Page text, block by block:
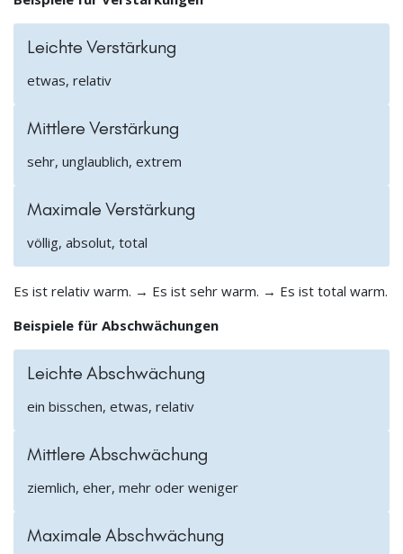
Leichte Verstärkung
etwas, relativ
Mittlere Verstärkung
sehr, unglaublich, extrem
Maximale Verstärkung
völlig, absolut, total
Es ist relativ warm. → Es ist sehr warm. → Es ist total warm.
Beispiele für Abschwächungen
Leichte Abschwächung
ein bisschen, etwas, relativ
Mittlere Abschwächung
ziemlich, eher, mehr oder weniger
Maximale Abschwächung